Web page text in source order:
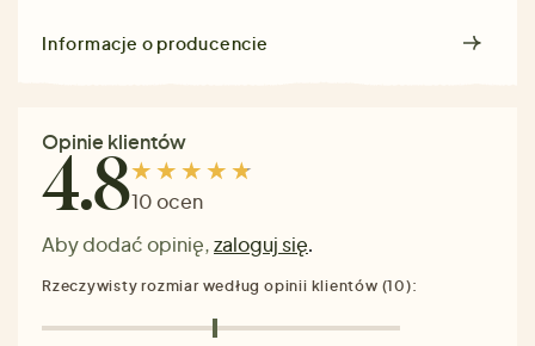
Informacje o producencie
Opinie klientów
4.810 ocen
Aby dodać opinię,zaloguj się.
Rzeczywisty rozmiar według opinii klientów (10):